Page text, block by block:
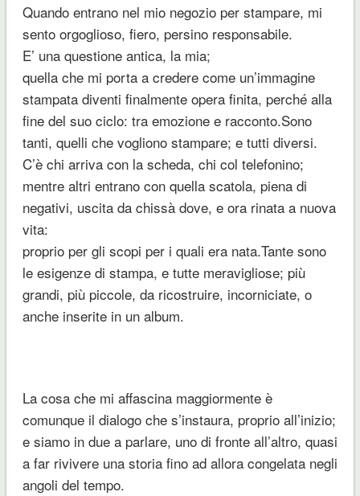
Quando entrano nel mio negozio per stampare, mi
sento orgoglioso, fiero, persino responsabile.
E’ una questione antica, la mia;
quella che mi porta a credere come un’immagine
stampata diventi finalmente opera finita, perché alla
fine del suo ciclo: tra emozione e racconto.Sono
tanti, quelli che vogliono stampare; e tutti diversi.
C’è chi arriva con la scheda, chi col telefonino;
mentre altri entrano con quella scatola, piena di
negativi, uscita da chissà dove, e ora rinata a nuova
vita:
proprio per gli scopi per i quali era nata.Tante sono
le esigenze di stampa, e tutte meravigliose; più
grandi, più piccole, da ricostruire, incorniciate, o
anche inserite in un album.
La cosa che mi affascina maggiormente è
comunque il dialogo che s’instaura, proprio all’inizio;
e siamo in due a parlare, uno di fronte all’altro, quasi
a far rivivere una storia fino ad allora congelata negli
angoli del tempo.